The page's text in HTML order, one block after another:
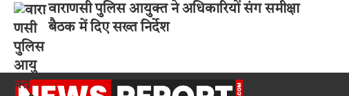
वाराणसी पुलिस आयुक्त ने अधिकारियों संग समीक्षा
बैठक में दिए सख्त निर्देश